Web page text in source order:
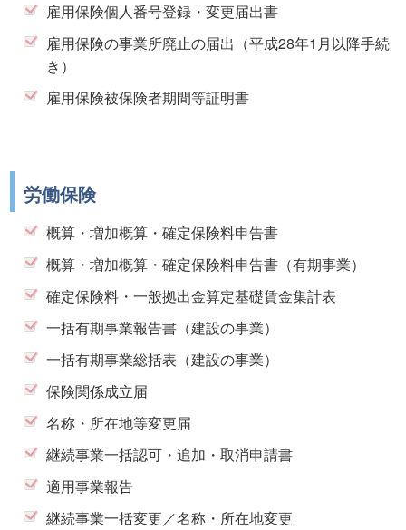
雇用保険個人番号登録・変更届出書
雇用保険の事業所廃止の届出（平成28年1月以降手続
き）
雇用保険被保険者期間等証明書
労働保険
概算・増加概算・確定保険料申告書
概算・増加概算・確定保険料申告書（有期事業）
確定保険料・一般拠出金算定基礎賃金集計表
一括有期事業報告書（建設の事業）
一括有期事業総括表（建設の事業）
保険関係成立届
名称・所在地等変更届
継続事業一括認可・追加・取消申請書
適用事業報告
継続事業一括変更／名称・所在地変更